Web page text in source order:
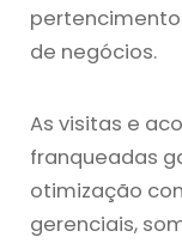
de negócios.
As visitas e
franqueadas
otimização
gerenciais,